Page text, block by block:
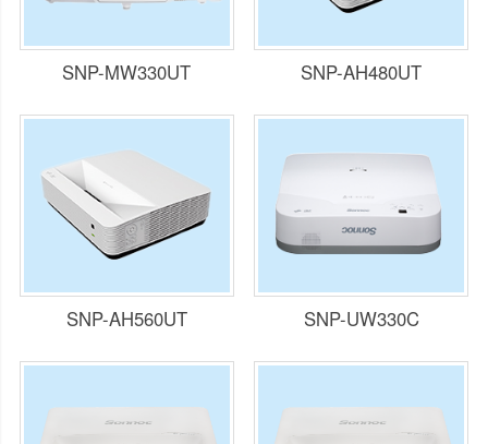
SNP-MW330UT SNP-AH480UT
SNP-AH560UT SNP-UW330C